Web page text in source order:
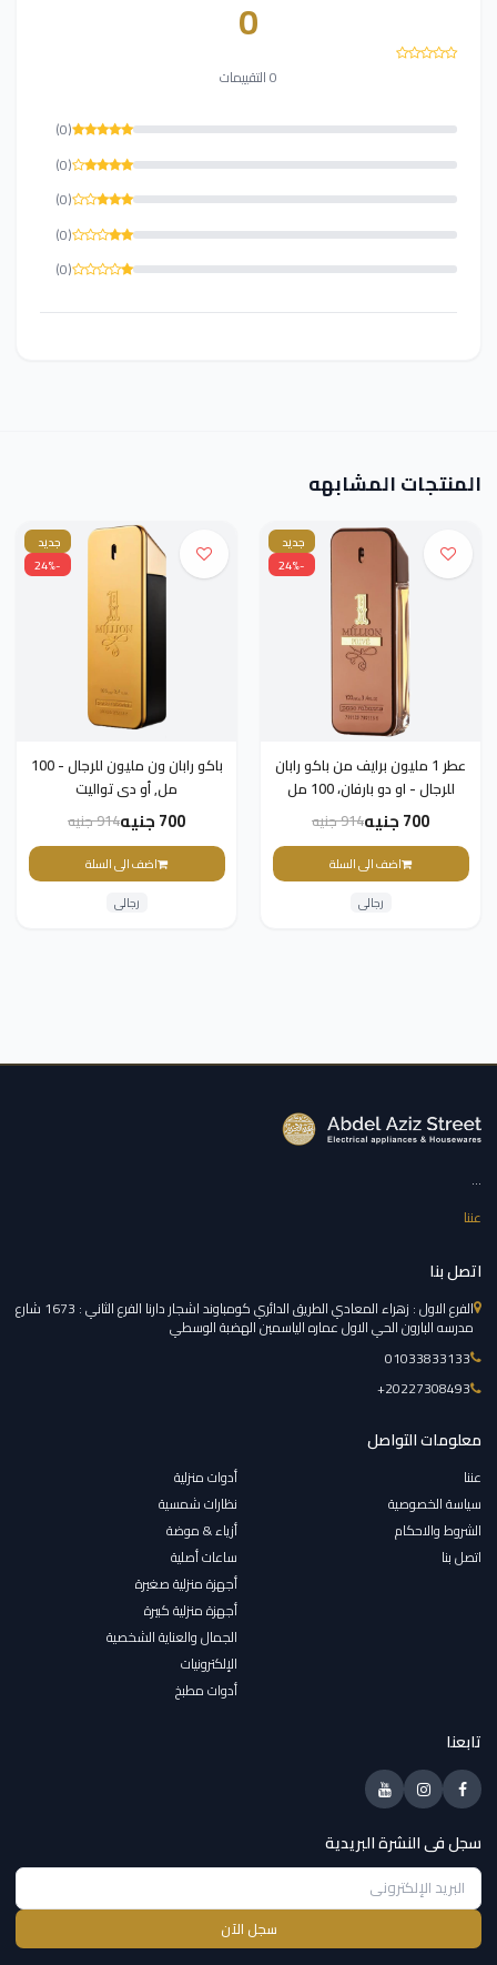
0
0 التقييمات
(0)
(0)
(0)
(0)
(0)
المنتجات المشابهه
جديد
-24%
عطر 1 مليون برايف من باكو رابان
للرجال - او دو بارفان، 100 مل
700 جنيه 914 جنيه
اضف الى السلة
رجالى
جديد
-24%
باكو رابان ون مليون للرجال - 100
مل, أو دى تواليت
700 جنيه 914 جنيه
اضف الى السلة
رجالى
...
عننا
اتصل بنا
الفرع الاول : زهراء المعادي الطريق الدائري كومباوند اشجار دارنا الفرع الثاني : 1673 شارع
مدرسه البارون الحي الاول عماره الياسمين الهضبة الوسطي
01033833133
‎+20227308493
معلومات التواصل
عننا
سياسة الخصوصية
الشروط والاحكام
اتصل بنا
أدوات منزلية
نظارات شمسية
أزياء & موضة
ساعات أصلية
أجهزة منزلية صغيرة
أجهزة منزلية كبيرة
الجمال والعناية الشخصية
الإلكترونيات
أدوات مطبخ
تابعنا
سجل فى النشرة البريدية
سجل الآن